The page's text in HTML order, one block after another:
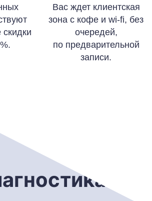
скидки
Вас ждет клиентская
зона с кофе и wi-fi, без
очередей,
по предварительной
записи.